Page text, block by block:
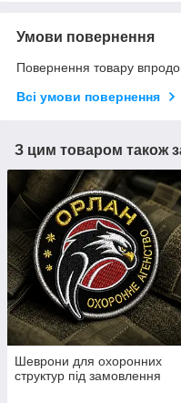
Умови повернення
Повернення товару
Всі умови повернення
З цим товаром також
Шеврони для охоронних
структур під замовлення